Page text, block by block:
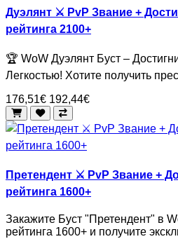
Дуэлянт ⚔️ PvP Звание +
рейтинга 2100+
🏆 WoW Дуэлянт Буст –
Легкостью! Хотите получить
176,51€ 192,44€
Претендент ⚔️ PvP Звание +
рейтинга 1600+
Закажите Буст "Претендент" в
рейтинга 1600+ и получите